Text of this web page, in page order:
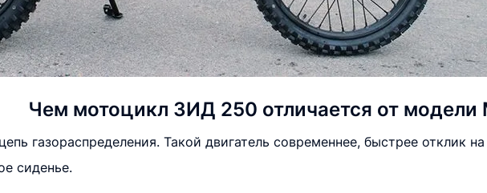
Чем мотоцикл ЗИД 250 отличается от модели
газораспределения. Такой двигатель современнее, быстрее отклик на
сиденье.